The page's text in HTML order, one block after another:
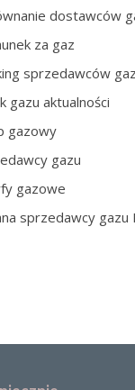
dostawców
za gaz
sprzedawców
gazu aktualności
gazowy
gazu
gazowe
sprzedawcy gazu